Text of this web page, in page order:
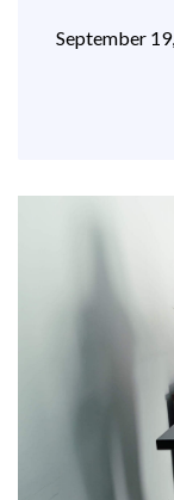
September